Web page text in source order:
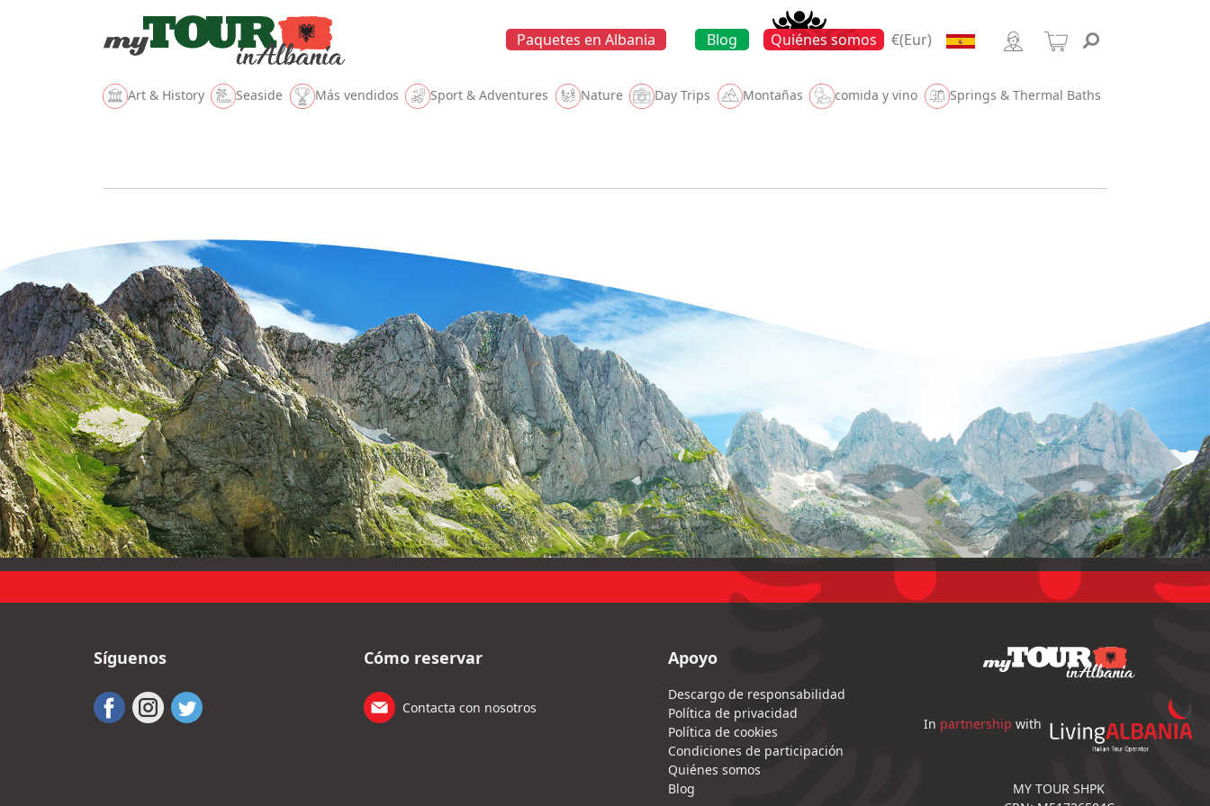
Paquetes en Albania Blog Quiénes somos €(Eur)
Art & History Seaside Más vendidos Sport & Adventures Nature Day Trips Montañas comida y vino Springs & Thermal Baths
Forest
Síguenos Cómo reservar
Contacta con nosotros
Apoyo
Descargo de responsabilidad
Política de privacidad
Política de cookies
Condiciones de participación
Quiénes somos
Blog
In partnership with
MY TOUR SHPK